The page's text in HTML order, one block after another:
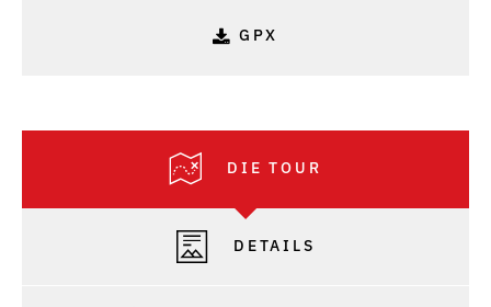
GPX
DIE TOUR
DETAILS